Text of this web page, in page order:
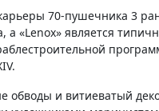
70-пушечника 3
является
обводы и витиеватый